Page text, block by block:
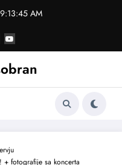
9:13:46 AM
fotografije sa koncerta